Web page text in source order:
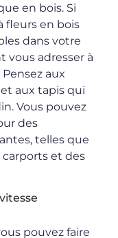
en bois. Si
fleurs en bois
dans votre
vous adresser à
aux
aux tapis qui
Vous pouvez
des
telles que
carports et des
pouvez faire